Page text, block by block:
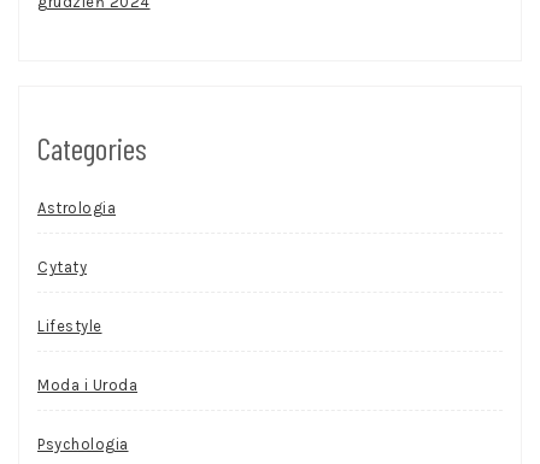
Categories
Astrologia
Cytaty
Lifestyle
Moda i Uroda
Psychologia